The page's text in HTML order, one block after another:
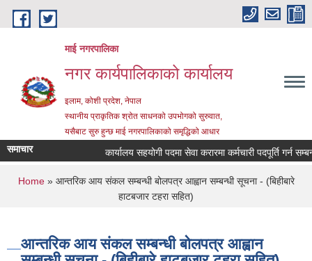
Skip to main content
माई नगरपालिका
नगर कार्यपालिकाको कार्यालय
इलाम, कोशी प्रदेश, नेपाल
स्थानीय प्राकृतिक श्रोत साधनको उपभोगको सुरुवात,
यसैबाट सुरु हुन्छ माई नगरपालिकाको समृद्धिको आधार
समाचार कार्यालय सहयोगी पदमा सेवा करारमा कर्मचारी पदपूर्ति गर्न सम्बन्धी
You are here
Home» आन्तरिक आय संकल सम्बन्धी बोलपत्र आह्वान सम्बन्धी सूचना - (बिहीबारे
हाटबजार टहरा सहित)
आन्तरिक आय संकल सम्बन्धी बोलपत्र आह्वान